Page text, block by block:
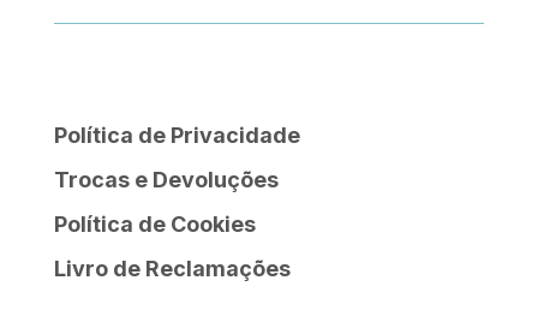
Política de Privacidade
Trocas e Devoluções
Política de Cookies
Livro de Reclamações